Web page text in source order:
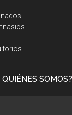
SOMOS?